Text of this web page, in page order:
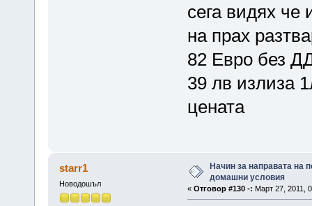
сега видях че
на прах
82 Евро без
39 лв излиза
цената
starr1
Новодошъл
Начин за направата на
домашни условия
« Отговор #130 -: Март 27, 2011,